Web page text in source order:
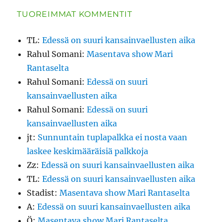
TUOREIMMAT KOMMENTIT
TL:Edessä on suuri kansainvaellusten aika
Rahul Somani:Masentava show Mari
Rantaselta
Rahul Somani:Edessä on suuri
kansainvaellusten aika
Rahul Somani:Edessä on suuri
kansainvaellusten aika
jt: Sunnuntain tuplapalkka ei nosta vaan
laskee keskimääräisiä palkkoja
Zz:Edessä on suuri kansainvaellusten aika
TL:Edessä on suuri kansainvaellusten aika
Stadist:Masentava show Mari Rantaselta
A:Edessä on suuri kansainvaellusten aika